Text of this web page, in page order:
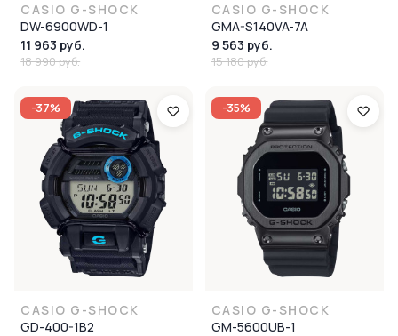
CASIO G-SHOCK
DW-6900WD-1
11 963 руб.
18 990 руб.
CASIO G-SHOCK
GMA-S140VA-7A
9 563 руб.
15 180 руб.
-37%
CASIO G-SHOCK
GD-400-1B2
-35%
CASIO G-SHOCK
GM-5600UB-1